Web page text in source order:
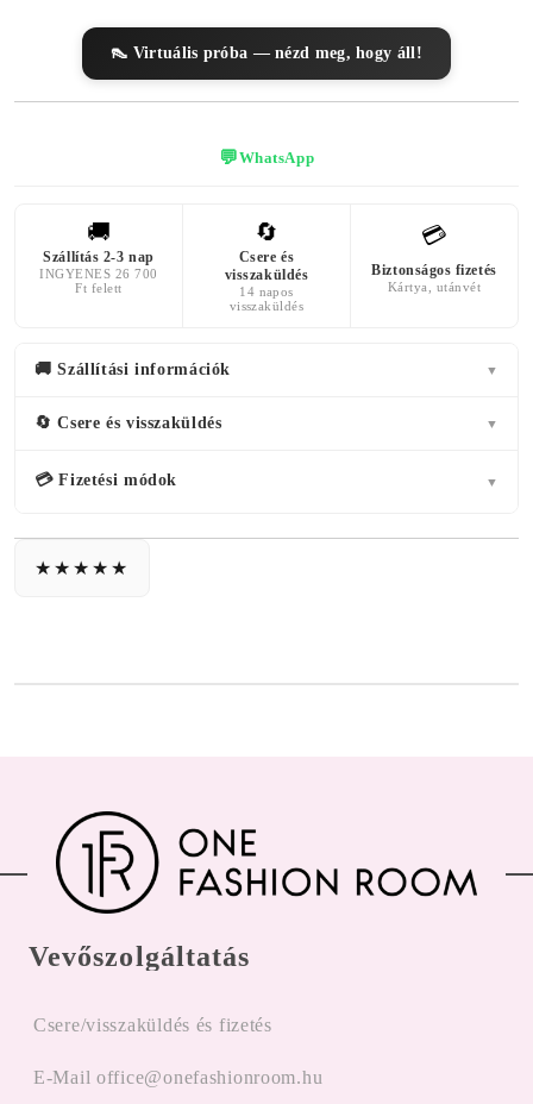
👠 Virtuális próba — nézd meg, hogy áll!
💬WhatsApp
🚚
Szállítás 2-3 nap
INGYENES 26 700
Ft felett
🔄
Csere és
visszaküldés
14 napos
visszaküldés
💳
Biztonságos fizetés
Kártya, utánvét
🚚 Szállítási információk ▼
🔄 Csere és visszaküldés ▼
💳 Fizetési módok ▼
Vevőszolgáltatás
Csere/visszaküldés és fizetés
E-Mail office@onefashionroom.hu